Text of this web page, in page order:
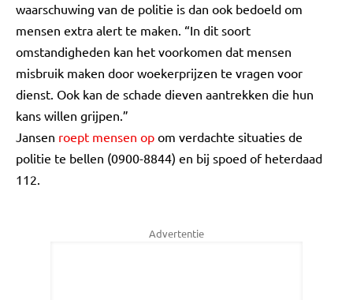
waarschuwing van de politie is dan ook bedoeld om
mensen extra alert te maken. “In dit soort
omstandigheden kan het voorkomen dat mensen
misbruik maken door woekerprijzen te vragen voor
dienst. Ook kan de schade dieven aantrekken die hun
kans willen grijpen.”
Jansen roept mensen op om verdachte situaties de
politie te bellen (0900-8844) en bij spoed of heterdaad
112.
Advertentie